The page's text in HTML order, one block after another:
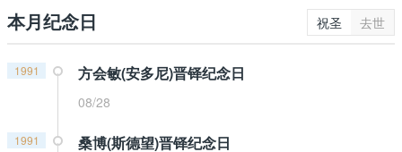
本月纪念日 祝圣 去世
1991 方会敏(安多尼)晋铎纪念日
08/28
1991 桑博(斯德望)晋铎纪念日